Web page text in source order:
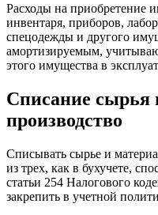
Расходы на приобретение
инвентаря, приборов,
спецодежды и другого
амортизируемым,
этого имущества в
Списание сырья
производство
Списывать сырье и
из трех, как в бухучете,
статьи 254 Налогового
закрепить в учетной